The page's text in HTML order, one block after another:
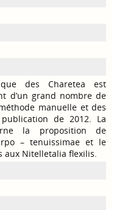
des Charetea est
d’un grand nombre de
manuelle et des
de 2012. La
la proposition de
– tenuissimae et le
aux Nitelletalia flexilis.